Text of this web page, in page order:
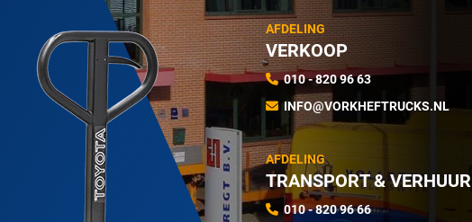
AFDELING
VERKOOP
010 - 820 96 63
INFO@VORKHEFTRUCKS.NL
AFDELING
TRANSPORT & VERHUUR
010 - 820 96 66